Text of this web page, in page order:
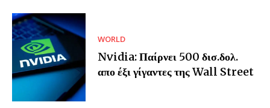
WORLD
Nvidia: Παίρνει 500 δισ.δολ.
απο έξι γίγαντες της Wall Street